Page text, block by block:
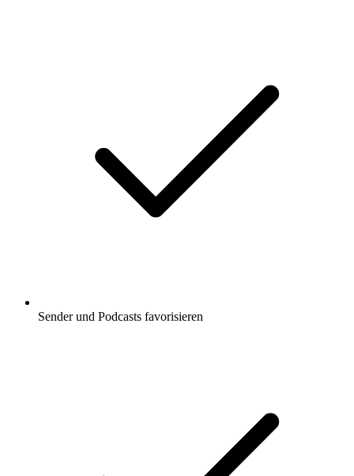
Sender und Podcasts favorisieren